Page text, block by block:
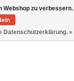
Webshop zu verbessern.
Datenschutzerklärung. »